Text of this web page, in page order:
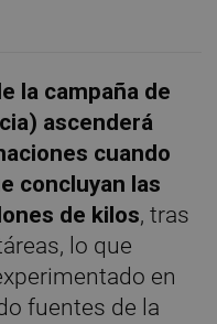
la campaña de
ascenderá
cuando
concluyan las
de kilos, tras
lo que
en
fuentes de la